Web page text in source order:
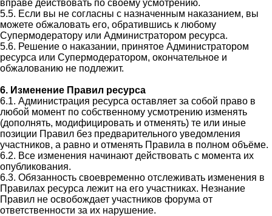
вправе действовать по своему усмотрению.
5.5. Если вы не согласны с назначенным наказанием, вы
можете обжаловать его, обратившись к любому
Супермодератору или Администратором ресурса.
5.6. Решение о наказании, принятое Администратором
ресурса или Супермодератором, окончательное и
обжалованию не подлежит.
6. Изменение Правил ресурса
6.1. Администрация ресурса оставляет за собой право в
любой момент по собственному усмотрению изменять
(дополнять, модифицировать и отменять) те или иные
позиции Правил без предварительного уведомления
участников, а равно и отменять Правила в полном объёме.
6.2. Все изменения начинают действовать с момента их
опубликования.
6.3. Обязанность своевременно отслеживать изменения в
Правилах ресурса лежит на его участниках. Незнание
Правил не освобождает участников форума от
ответственности за их нарушение.